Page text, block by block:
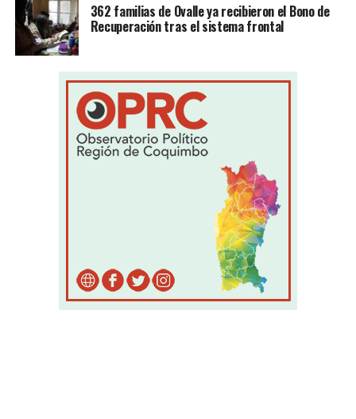
362 familias de Ovalle ya recibieron el Bono de
Recuperación tras el sistema frontal